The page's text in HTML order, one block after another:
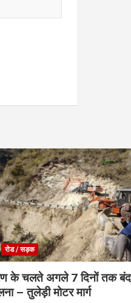
रोड / सड़क
के चलते अगले 7 दिनों तक बंद
– तुलेड़ी मोटर मार्ग